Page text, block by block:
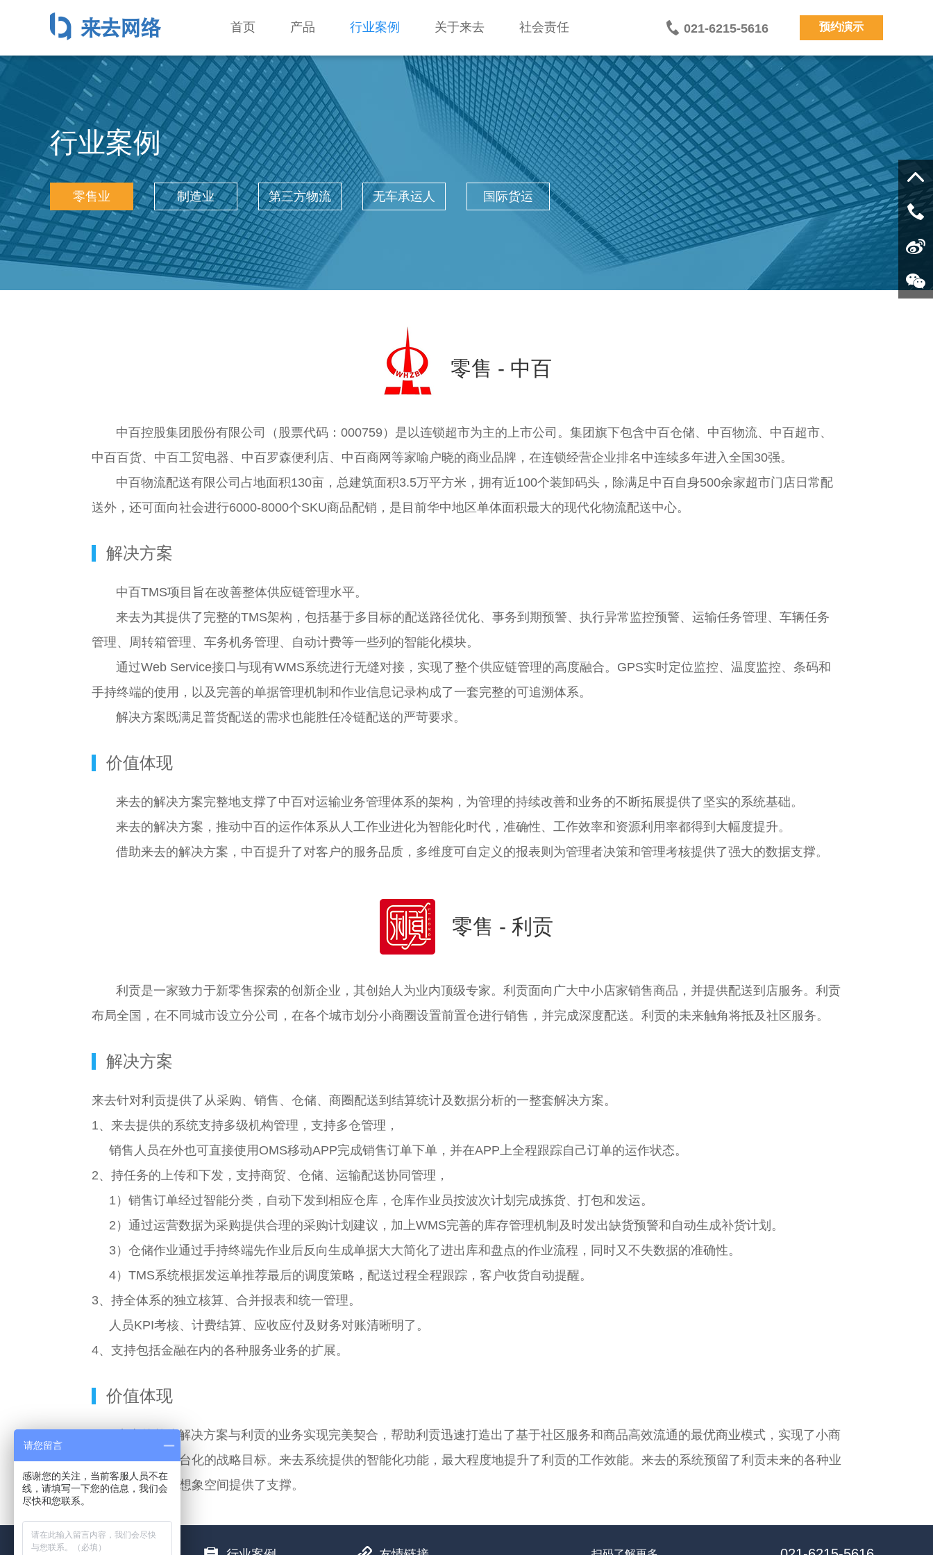
首页 产品 行业案例 关于来去 社会责任 预约演示
021-6215-5616
行业案例
零售业 制造业 第三方物流 无车承运人 国际货运
零售 - 中百
中百控股集团股份有限公司（股票代码：000759）是以连锁超市为主的上市公司。集团旗下包含中百仓储、中百物流、中百超市、
中百百货、中百工贸电器、中百罗森便利店、中百商网等家喻户晓的商业品牌，在连锁经营企业排名中连续多年进入全国30强。
中百物流配送有限公司占地面积130亩，总建筑面积3.5万平方米，拥有近100个装卸码头，除满足中百自身500余家超市门店日常配
送外，还可面向社会进行6000-8000个SKU商品配销，是目前华中地区单体面积最大的现代化物流配送中心。
解决方案
中百TMS项目旨在改善整体供应链管理水平。
来去为其提供了完整的TMS架构，包括基于多目标的配送路径优化、事务到期预警、执行异常监控预警、运输任务管理、车辆任务
管理、周转箱管理、车务机务管理、自动计费等一些列的智能化模块。
通过Web Service接口与现有WMS系统进行无缝对接，实现了整个供应链管理的高度融合。GPS实时定位监控、温度监控、条码和
手持终端的使用，以及完善的单据管理机制和作业信息记录构成了一套完整的可追溯体系。
解决方案既满足普货配送的需求也能胜任冷链配送的严苛要求。
价值体现
来去的解决方案完整地支撑了中百对运输业务管理体系的架构，为管理的持续改善和业务的不断拓展提供了坚实的系统基础。
来去的解决方案，推动中百的运作体系从人工作业进化为智能化时代，准确性、工作效率和资源利用率都得到大幅度提升。
借助来去的解决方案，中百提升了对客户的服务品质，多维度可自定义的报表则为管理者决策和管理考核提供了强大的数据支撑。
零售 - 利贡
利贡是一家致力于新零售探索的创新企业，其创始人为业内顶级专家。利贡面向广大中小店家销售商品，并提供配送到店服务。利贡
布局全国，在不同城市设立分公司，在各个城市划分小商圈设置前置仓进行销售，并完成深度配送。利贡的未来触角将抵及社区服务。
解决方案
来去针对利贡提供了从采购、销售、仓储、商圈配送到结算统计及数据分析的一整套解决方案。
1、来去提供的系统支持多级机构管理，支持多仓管理，
销售人员在外也可直接使用OMS移动APP完成销售订单下单，并在APP上全程跟踪自己订单的运作状态。
2、持任务的上传和下发，支持商贸、仓储、运输配送协同管理，
1）销售订单经过智能分类，自动下发到相应仓库，仓库作业员按波次计划完成拣货、打包和发运。
2）通过运营数据为采购提供合理的采购计划建议，加上WMS完善的库存管理机制及时发出缺货预警和自动生成补货计划。
3）仓储作业通过手持终端先作业后反向生成单据大大简化了进出库和盘点的作业流程，同时又不失数据的准确性。
4）TMS系统根据发运单推荐最后的调度策略，配送过程全程跟踪，客户收货自动提醒。
3、持全体系的独立核算、合并报表和统一管理。
人员KPI考核、计费结算、应收应付及财务对账清晰明了。
4、支持包括金融在内的各种服务业务的扩展。
价值体现
来去的整体解决方案与利贡的业务实现完美契合，帮助利贡迅速打造出了基于社区服务和商品高效流通的最优商业模式，实现了小商
圈、深配送、平台化的战略目标。来去系统提供的智能化功能，最大程度地提升了利贡的工作效能。来去的系统预留了利贡未来的各种业
务扩展，为商业想象空间提供了支撑。
请您留言
感谢您的关注，当前客服人员不在
线，请填写一下您的信息，我们会
尽快和您联系。